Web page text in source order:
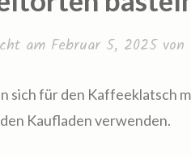
am Februar 5, 2025von
sich für den Kaffeeklatsch
Kaufladen verwenden.